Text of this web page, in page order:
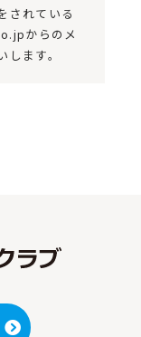
されている
からのメ
ます。